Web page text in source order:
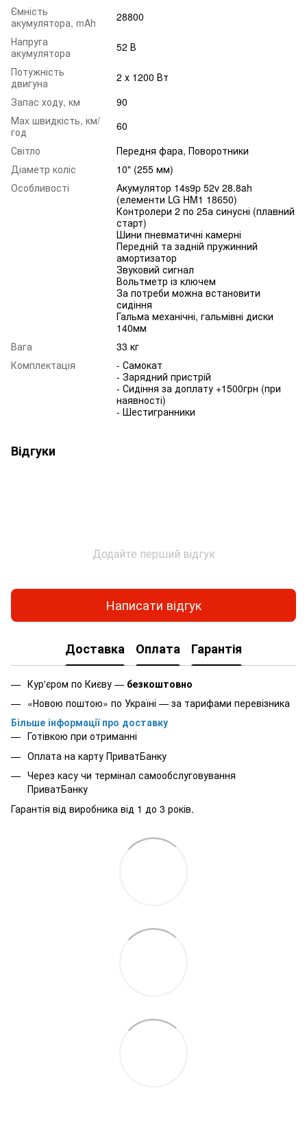
Ємність
акумулятора, mAh
28800
Напруга
акумулятора
52 В
Потужність
двигуна
2 х 1200 Вт
Запас ходу, км
90
Маx швидкість, км/
год
60
Світло
Передня фара, Поворотники
Діаметр коліс
10" (255 мм)
Особливості
Акумулятор 14s9p 52v 28.8ah
(елементи LG HM1 18650)
Контролери 2 по 25а синусні (плавний
старт)
Шини пневматичні камерні
Передній та задній пружинний
амортизатор
Звуковий сигнал
Вольтметр із ключем
За потреби можна встановити
сидіння
Гальма механічні, гальмівні диски
140мм
Вага
33 кг
Комплектація
- Самокат
- Зарядний пристрій
- Сидіння за доплату +1500грн (при
наявності)
- Шестигранники
Відгуки
Додайте перший відгук
Написати відгук
Доставка Оплата Гарантія
Кур'єром по Києву — безкоштовно
«Новою поштою» по Україні — за тарифами перевізника
Більше інформації про доставку
Готівкою при отриманні
Оплата на карту ПриватБанку
Через касу чи термінал самообслуговування
ПриватБанку
Гарантія від виробника від 1 до 3 років.